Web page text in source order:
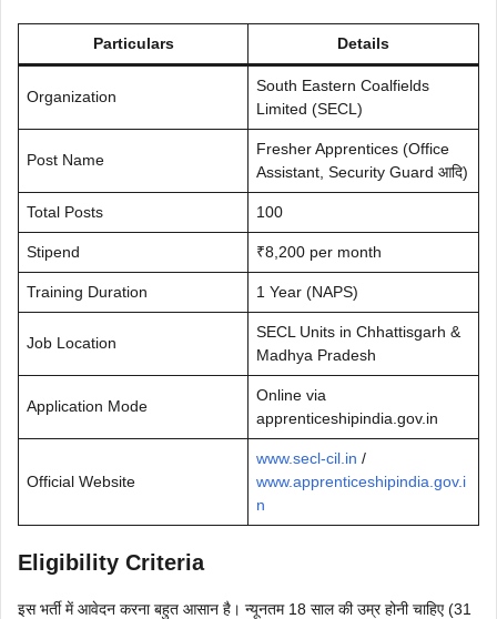
Particulars Details
Organization
South Eastern Coalfields
Limited (SECL)
Post Name
Fresher Apprentices (Office
Assistant, Security Guard आदि)
Total Posts 100
Stipend ₹8,200 per month
Training Duration 1 Year (NAPS)
Job Location
SECL Units in Chhattisgarh &
Madhya Pradesh
Application Mode
Online via
apprenticeshipindia.gov.in
Official Website
www.secl-cil.in /
www.apprenticeshipindia.gov.i
n
Eligibility Criteria
इस भर्ती में आवेदन करना बहुत आसान है। न्यूनतम 18 साल की उम्र होनी चाहिए (31